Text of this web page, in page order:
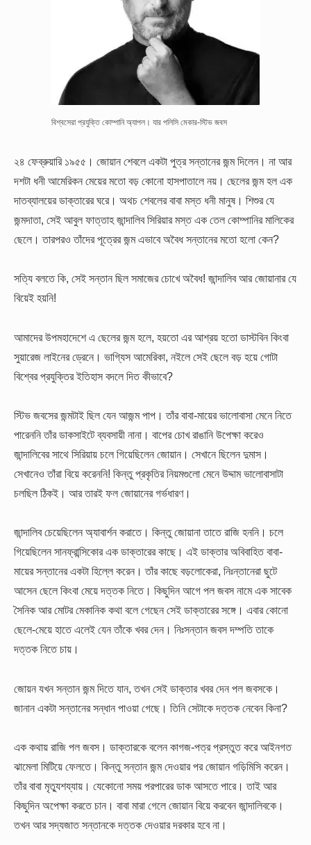
বিশ্বসেরা প্রযুক্তি কোম্পানি অ্যাপল। যার পলিসি মেকার-স্টিভ জবস
২৪ ফেব্রুয়ারি ১৯৫৫। জোয়ান শেবলে একটা পুত্র সন্তানের জন্ম দিলেন। না আর
দশটা ধনী আমেরিকন মেয়ের মতো বড় কোনো হাসপাতালে নয়। ছেলের জন্ম হল এক
দাতব্যালয়ের ডাক্তারের ঘরে। অথচ শেবলের বাবা মস্ত ধনী মানুষ। শিশুর যে
জন্মদাতা, সেই আবুল ফাত্তাহ জান্দালিব সিরিয়ার মস্ত এক তেল কোম্পানির মালিকের
ছেলে। তারপরও তাঁদের পূত্রের জন্ম এভাবে অবৈধ সন্তানের মতো হলো কেন?
সত্যি বলতে কি, সেই সন্তান ছিল সমাজের চোখে অবৈধ! জান্দালিব আর জোয়ানার যে
বিয়েই হয়নি!
আমাদের উপমহাদেশে এ ছেলের জন্ম হলে, হয়তো এর আশ্রয় হতো ডাস্টবিন কিংবা
সুয়ারেজ লাইনের ড্রেনে। ভাগ্যিস আমেরিকা, নইলে সেই ছেলে বড় হয়ে গোটা
বিশ্বের প্রযুক্তির ইতিহাস বদলে দিত কীভাবে?
স্টিভ জবসের জন্মটাই ছিল যেন আজন্ম পাপ। তাঁর বাবা-মায়ের ভালোবাসা মেনে নিতে
পারেননি তাঁর ডাকসাইটে ব্যবসায়ী নানা। বাপের চোখ রাঙানি উপেক্ষা করেও
জান্দালিবের সাথে সিরিয়ায় চলে গিয়েছিলেন জোয়ান। সেখানে ছিলেন দুমাস।
সেখানেও তাঁরা বিয়ে করেননি! কিন্তু প্রকৃতির নিয়মগুলো মেনে উদ্দাম ভালোবাসাটা
চলছিল ঠিকই। আর তারই ফল জোয়ানের গর্ভধারণ।
জান্দালিব চেয়েছিলেন অ্যাবার্শন করাতে। কিন্তু জোয়ানা তাতে রাজি হননি। চলে
গিয়েছিলেন সানফ্রান্সিকোর এক ডাক্তারের কাছে। এই ডাক্তার অবিবাহিত বাবা-
মায়ের সন্তানের একটা হিল্লে করেন। তাঁর কাছে বড়লোকেরা, নিঃন্তানেরা ছুটে
আসেন ছেলে কিংবা মেয়ে দত্তক নিতে। কিছুদিন আগে পল জবস নামে এক সাবেক
সৈনিক আর মোটর মেকানিক কথা বলে গেছেন সেই ডাক্তারের সঙ্গে। এবার কোনো
ছেলে-মেয়ে হাতে এলেই যেন তাঁকে খবর দেন। নিঃসন্তান জবস দম্পতি তাকে
দত্তক নিতে চায়।
জোয়ন যখন সন্তান জন্ম দিতে যান, তখন সেই ডাক্তার খবর দেন পল জবসকে।
জানান একটা সন্তানের সন্ধান পাওয়া গেছে। তিনি সেটাকে দত্তক নেবেন কিনা?
এক কথায় রাজি পল জবস। ডাক্তারকে বলেন কাগজ-পত্র প্রস্তুত করে আইনগত
ঝামেলা মিটিয়ে ফেলতে। কিন্তু সন্তান জন্ম দেওয়ার পর জোয়ান গড়িমিসি করেন।
তাঁর বাবা মৃত্যুশয্যায়। যেকোনো সময় পরপারের ডাক আসতে পারে। তাই আর
কিছুদিন অপেক্ষা করতে চান। বাবা মারা গেলে জোয়ান বিয়ে করবেন জান্দালিবকে।
তখন আর সদ্যজাত সন্তানকে দত্তক দেওয়ার দরকার হবে না।